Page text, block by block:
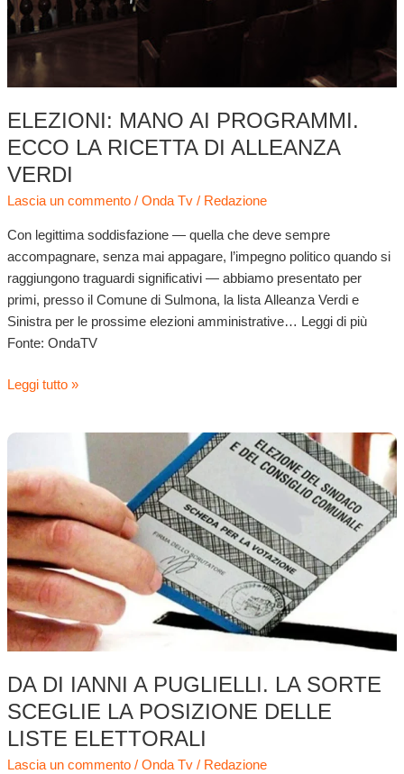
ELEZIONI: MANO AI PROGRAMMI.
ECCO LA RICETTA DI ALLEANZA
VERDI
Lascia un commento / Onda Tv/ Redazione
Con legittima soddisfazione — quella che deve sempre
accompagnare, senza mai appagare, l’impegno politico quando si
raggiungono traguardi significativi — abbiamo presentato per
primi, presso il Comune di Sulmona, la lista Alleanza Verdi e
Sinistra per le prossime elezioni amministrative… Leggi di più
Fonte: OndaTV
Leggi tutto »
DA DI IANNI A PUGLIELLI. LA SORTE
SCEGLIE LA POSIZIONE DELLE
LISTE ELETTORALI
Lascia un commento / Onda Tv/ Redazione
Da
Ianni
a
Puglielli.
sorte
sceglie
la
posizione
liste
elettorali